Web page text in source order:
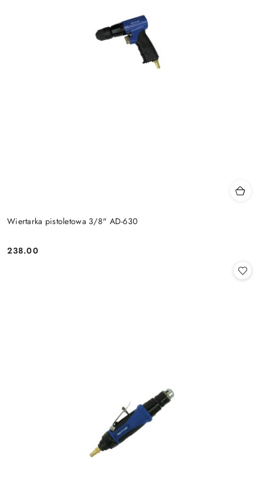
Wiertarka pistoletowa 3/8" AD-630
Cena:
238.00